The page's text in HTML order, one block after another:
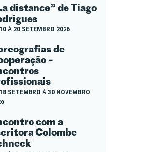
distance” de Tiago
10A 20 SETEMBRO 2026
de
–
18 SETEMBRO A30 NOVEMBRO
com a
Colombe